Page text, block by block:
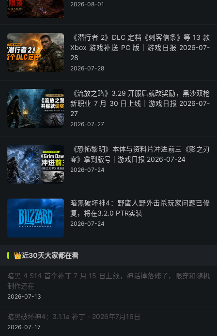
2026-08-01
《潜行者 2》DLC 定档《刺客信条》等 13 款
Xbox 游戏补送 PC 版｜游戏日报 2026-07-
28
2026-07-28
《流放之路》3.29 开服后就改奖励，黑沙双枪
新职业 7 月 30 日上线｜游戏日报 2026-07-
27
2026-07-27
《恐怖黎明》本体与资料片冲进前三《影之刃
零》拿到版号｜游戏日报 2026-07-24
2026-07-24
暗黑破坏神4：野蛮人野外击杀玩家问题已修
复，将在3.2.0 PTR实装
2026-07-24
👑近30天大家都在看
暗黑 4 S14 首个补丁 7 月 15 日上线，神话掉落修了，限穿和随机
制作还在
2026-07-13
暗黑破坏神4：3.1.1a 补丁 - 2026年7月16日
2026-07-17